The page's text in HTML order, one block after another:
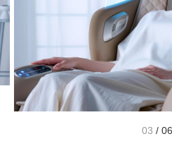
04 / 06